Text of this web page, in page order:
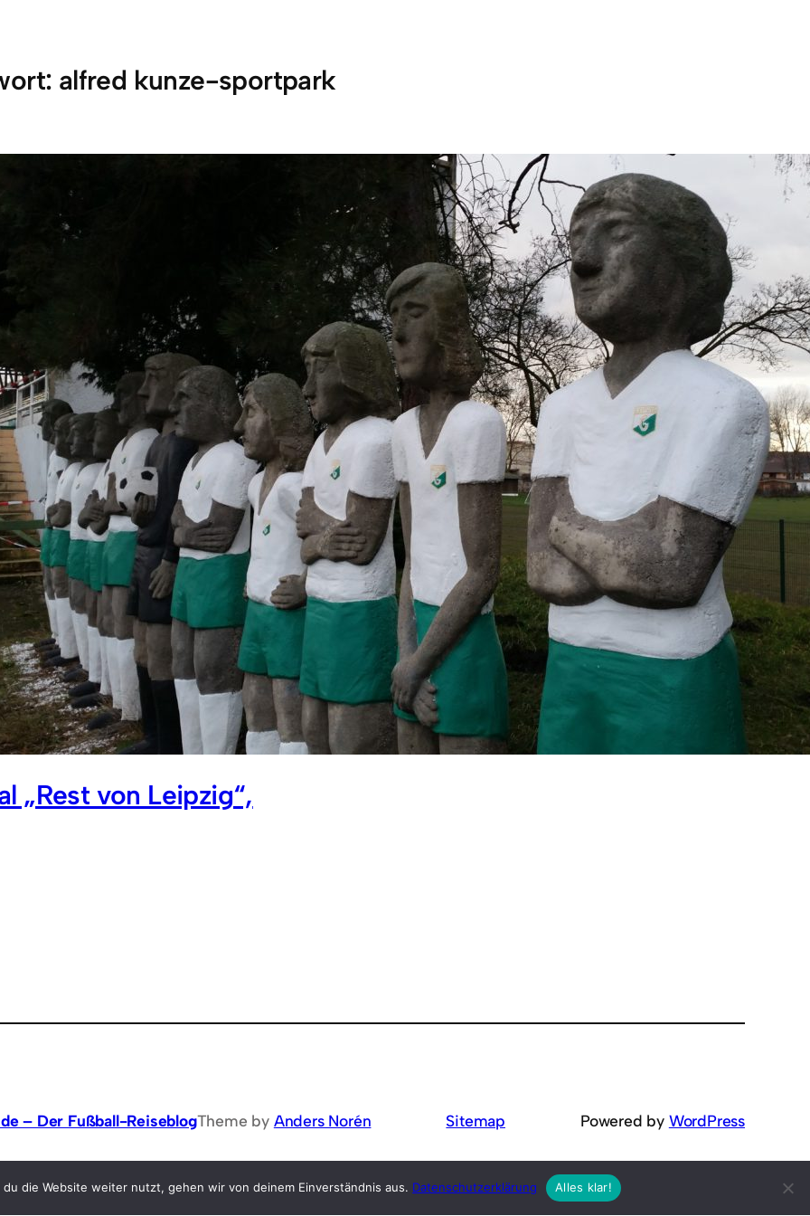
alfred kunze-sportpark
„Rest von Leipzig“,
– Der Fußball-ReiseblogTheme by Anders Norén Sitemap Powered by WordPress
die Website weiter nutzt, gehen wir von deinem Einverständnis aus. Datenschutzerklärung Alles klar!